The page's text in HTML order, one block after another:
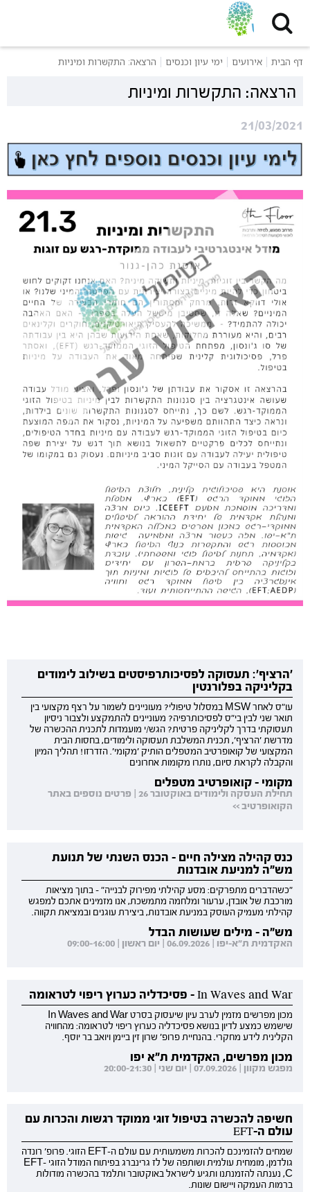
דף הבית אירועים ימי עיון וכנסים הרצאה: התקשרות ומיניות
הרצאה: התקשרות ומיניות
21/03/2021
'הרציף': תעסוקה לפסיכותרפיסטים בשילוב לימודים
בקליניקה בפלורנטין
עו"ס לאחר MSW במסלול טיפולי? מעוניינים לשמור על רצף מקצועי בין
תואר שני לבין בי"ס לפסיכותרפיה? מעוניינים להתמקצע ולצבור ניסיון
תעסוקתי בדרך לקליניקה פרטית? הגש/י מועמדות לתכנית ההכשרה של
מדרשת 'הרציף', תכנית המשלבת תעסוקה ולימודים, בחסות הבית
המקצועי של קואופרטיב המטפלים הותיק 'מקומי'. הזדרזו! תהליך המיון
והקבלה לקראת סיום, נותרו מקומות אחרונים
מקומי - קואופרטיב מטפלים
תחילת העסקה ולימודים באוקטובר 26 | פרטים נוספים באתר
הקואופרטיב >>
כנס קהילה מצילה חיים - הכנס השנתי של תנועת
מש"ה למניעת אובדנות
"כשהדברים מתפרקים: מסע קהילתי מפירוק לבנייה" - בתוך מציאות
מורכבת של אובדן, ערעור ומלחמה מתמשכת, אנו מזמינים אתכם למפגש
קהילתי מעמיק העוסק במניעת אובדנות, ביצירת עוגנים ובמציאת תקווה.
מש"ה - מילים שעושות הבדל
האקדמית ת"א-יפו | 06.09.2026 | יום ראשון | 09:00-16:00
In Waves and War - פסיכדליה כערוץ ריפוי לטראומה
מכון מפרשים מזמין לערב עיון שיעסוק בסרט In Waves and War
שישמש כמצע לדיון בנושא פסיכדליה כערוץ ריפוי לטראומה: מהחוויה
הקלינית לידע מחקרי. בהנחיית פרופ' שרון זין ביימן ויואב בר יוסף.
מכון מפרשים, האקדמית ת"א יפו
מפגש מקוון | 07.09.2026 | יום שני | 20:00-21:30
חשיפה להכשרה בטיפול זוגי ממוקד רגשות והכרות עם
עולם ה-EFT
שמחים להזמינכם להכרות משמעותית עם עולם ה-EFT הזוגי. פרופ' רונדה
גולדמן, מומחית עולמית ושותפה של לז גרינברג בפיתוח המודל הזוגי EFT-
C, נענתה להזמנתנו ותגיע לישראל באוקטובר ותלמד בהכשרה מודולות
ברמות העמקה ויישום שונות.